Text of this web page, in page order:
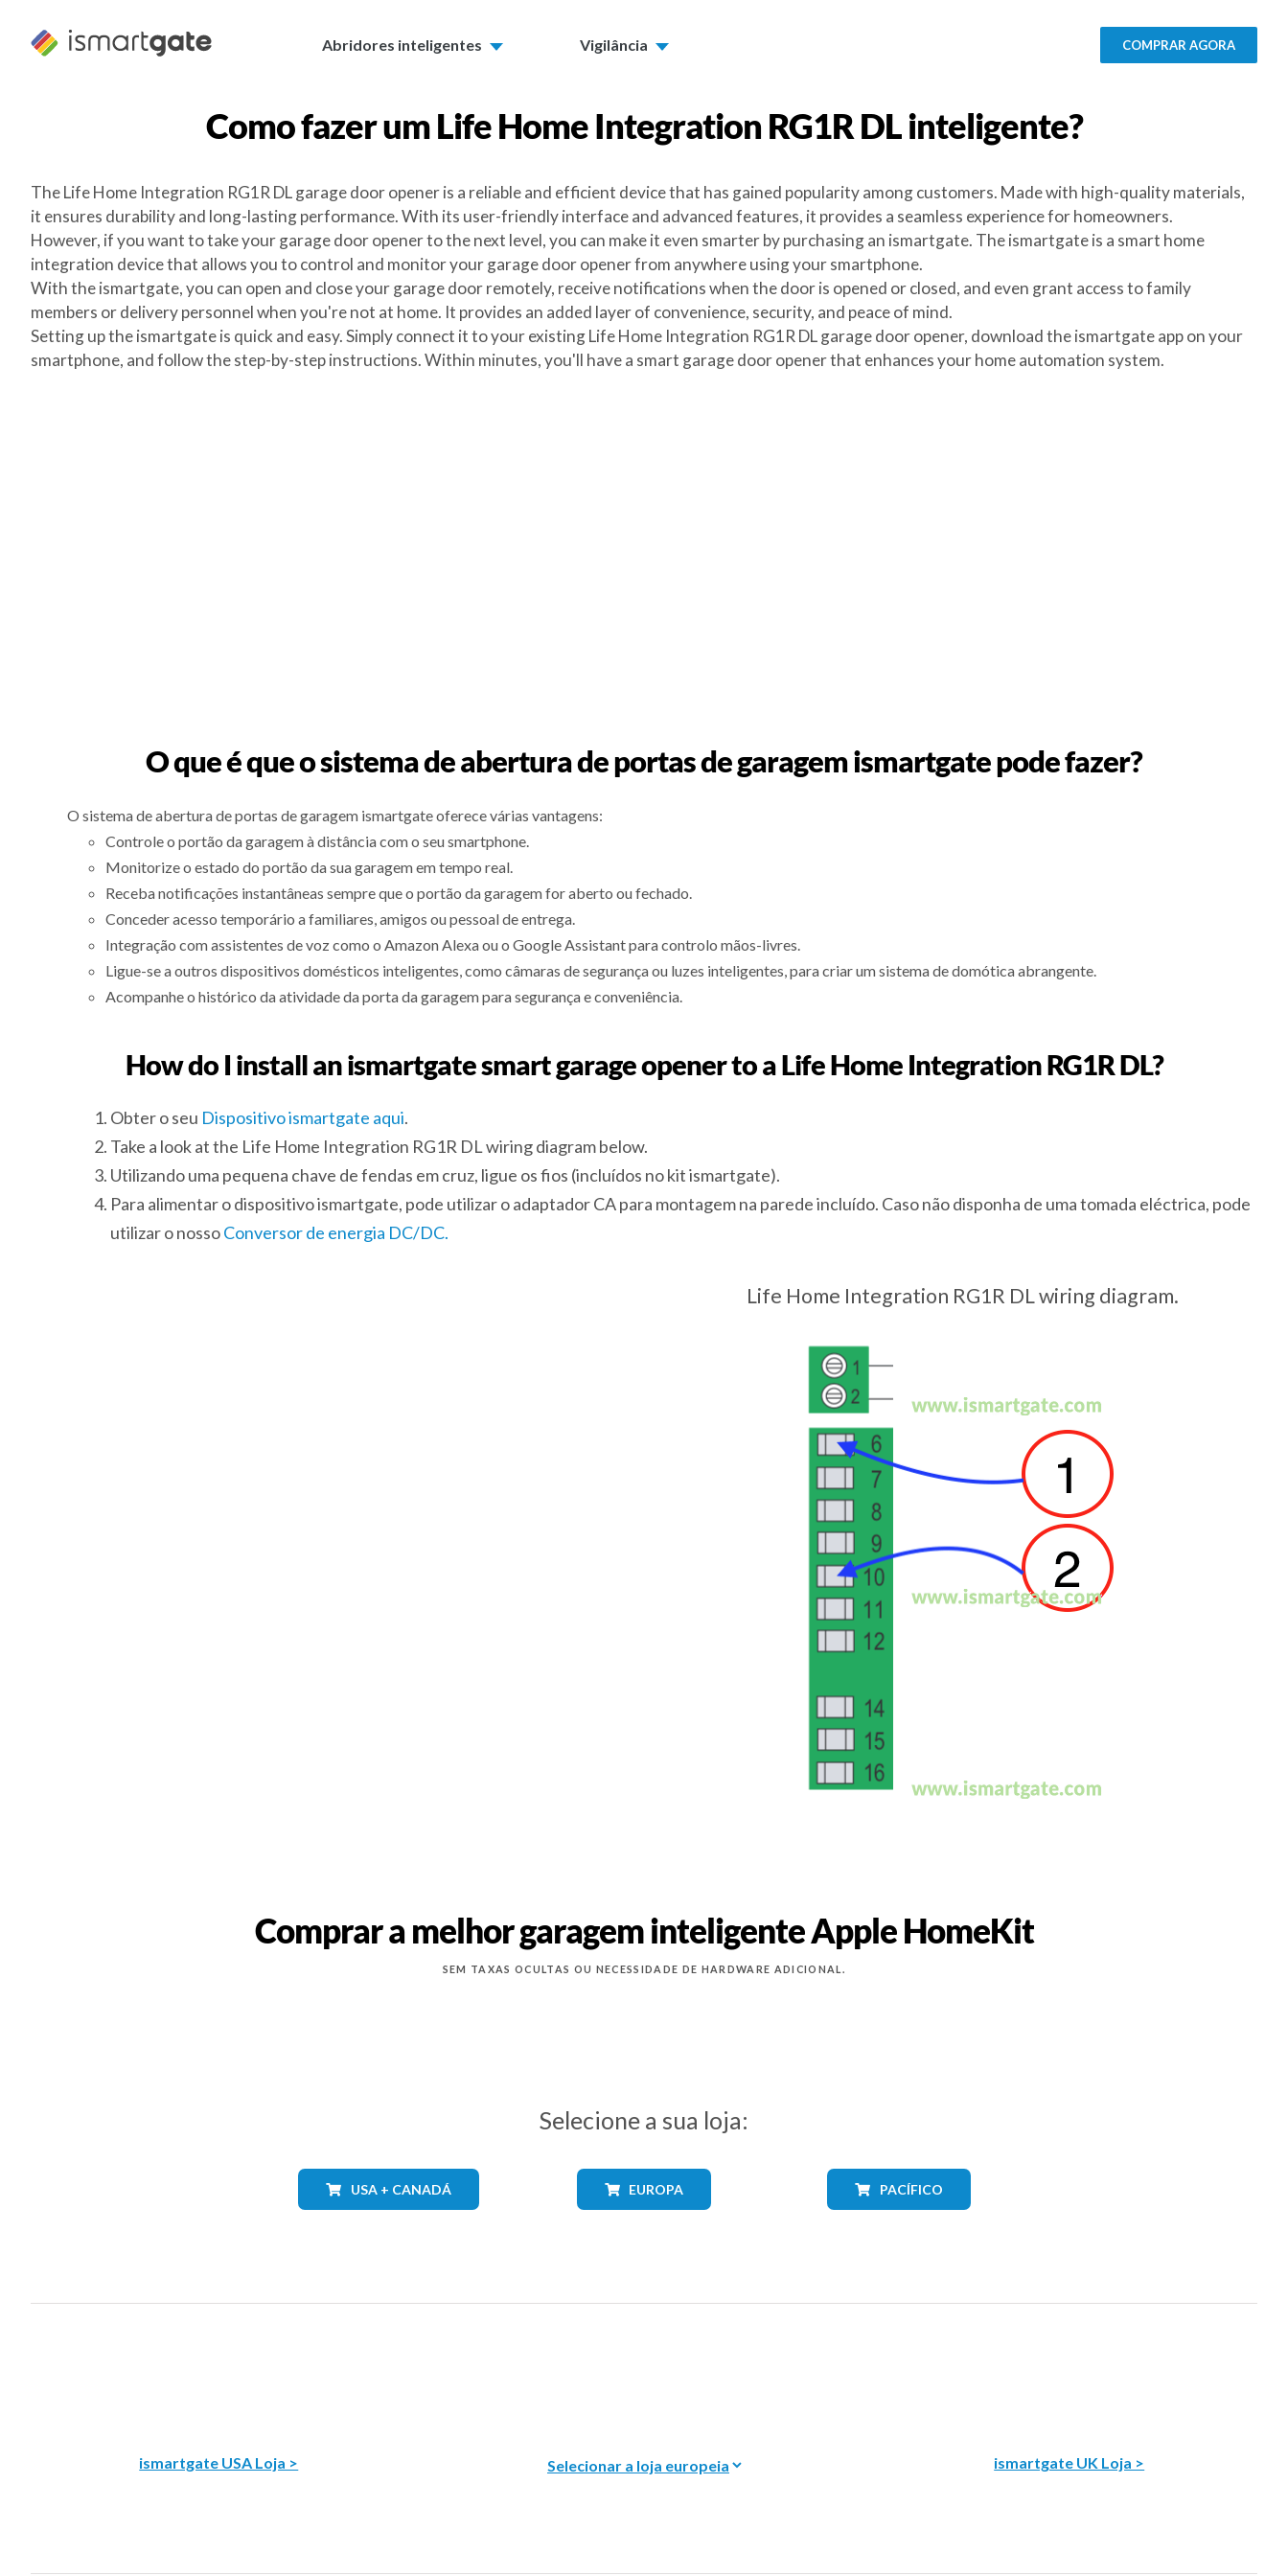
Abridores inteligentes Vigilância COMPRAR AGORA
Como fazer umLife Home Integration RG1R DLinteligente?
The Life Home Integration RG1R DL garage door opener is a reliable and efficient device that has gained popularity among customers. Made with high-quality materials,
it ensures durability and long-lasting performance. With its user-friendly interface and advanced features, it provides a seamless experience for homeowners.
However, if you want to take your garage door opener to the next level, you can make it even smarter by purchasing an ismartgate. The ismartgate is a smart home
integration device that allows you to control and monitor your garage door opener from anywhere using your smartphone.
With the ismartgate, you can open and close your garage door remotely, receive notifications when the door is opened or closed, and even grant access to family
members or delivery personnel when you're not at home. It provides an added layer of convenience, security, and peace of mind.
Setting up the ismartgate is quick and easy. Simply connect it to your existing Life Home Integration RG1R DL garage door opener, download the ismartgate app on your
smartphone, and follow the step-by-step instructions. Within minutes, you'll have a smart garage door opener that enhances your home automation system.
O que é que o sistema de abertura de portas de garagem ismartgate pode fazer?
O sistema de abertura de portas de garagem ismartgate oferece várias vantagens:
Controle o portão da garagem à distância com o seu smartphone.
Monitorize o estado do portão da sua garagem em tempo real.
Receba notificações instantâneas sempre que o portão da garagem for aberto ou fechado.
Conceder acesso temporário a familiares, amigos ou pessoal de entrega.
Integração com assistentes de voz como o Amazon Alexa ou o Google Assistant para controlo mãos-livres.
Ligue-se a outros dispositivos domésticos inteligentes, como câmaras de segurança ou luzes inteligentes, para criar um sistema de domótica abrangente.
Acompanhe o histórico da atividade da porta da garagem para segurança e conveniência.
How do I install an ismartgate smart garage opener to a Life Home Integration RG1R DL?
Obter o seu Dispositivo ismartgate aqui.
Take a look at the Life Home Integration RG1R DL wiring diagram below.
Utilizando uma pequena chave de fendas em cruz, ligue os fios (incluídos no kit ismartgate).
Para alimentar o dispositivo ismartgate, pode utilizar o adaptador CA para montagem na parede incluído. Caso não disponha de uma tomada eléctrica, pode
utilizar o nossoConversor de energia DC/DC.
Life Home Integration RG1R DL wiring diagram.
Comprar a melhor garagem inteligente Apple HomeKit
SEM TAXAS OCULTAS OU NECESSIDADE DE HARDWARE ADICIONAL.
Selecione a sua loja:
USA + CANADÁ EUROPA PACÍFICO
ismartgate USA Loja > ismartgate UK Loja >